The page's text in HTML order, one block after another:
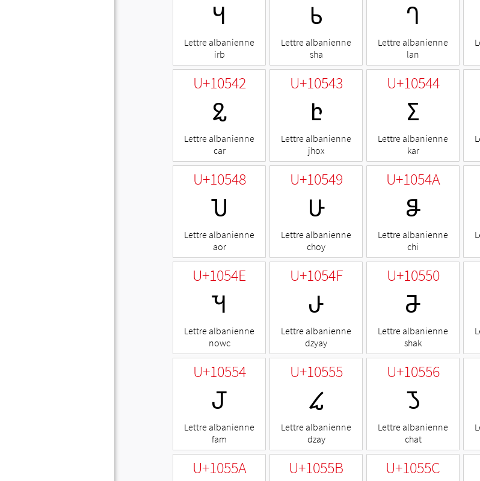
𐔼
Lettre albanienne
irb
𐔽
Lettre albanienne
sha
𐔾
Lettre albanienne
lan
U+10542
𐕂
Lettre albanienne
car
U+10543
𐕃
Lettre albanienne
jhox
U+10544
𐕄
Lettre albanienne
kar
U+10548
𐕈
Lettre albanienne
aor
U+10549
𐕉
Lettre albanienne
choy
U+1054A
𐕊
Lettre albanienne
chi
U+1054E
𐕎
Lettre albanienne
nowc
U+1054F
𐕏
Lettre albanienne
dzyay
U+10550
𐕐
Lettre albanienne
shak
U+10554
𐕔
Lettre albanienne
fam
U+10555
𐕕
Lettre albanienne
dzay
U+10556
𐕖
Lettre albanienne
chat
U+1055A U+1055B U+1055C